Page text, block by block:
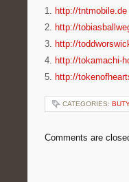
1. http://tntmobile.de
2. http://
3. http://
4. http://tokamachi-
5. http://
CATEGORIES:
Comments are